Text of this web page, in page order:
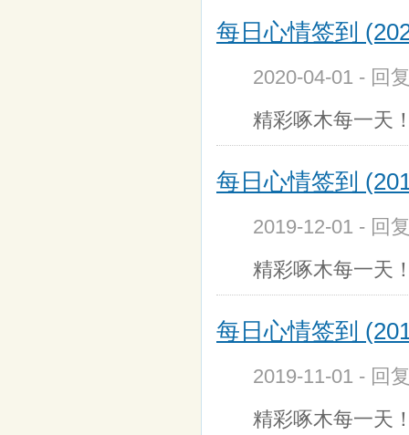
每日心情签到
2020-04-01 - 回
精彩啄木每一天
每日心情签到
2019-12-01 - 回
精彩啄木每一天
每日心情签到
2019-11-01 - 回
精彩啄木每一天